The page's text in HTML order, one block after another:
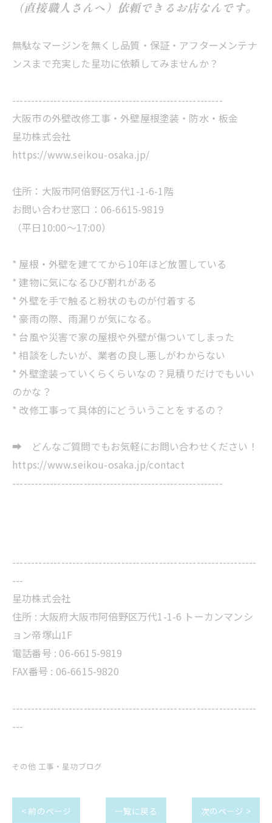
（直接職人さんへ）依頼できるお店なんです。
無駄なマージンを無くし品質・保証・アフターメンテナ
ンスまで充実した星功に依頼してみませんか？
--------------------------------------------------------
大阪市の外壁改修工事・外壁屋根塗装・防水・板金
星功株式会社
https://www.seikou-osaka.jp/
住所：大阪市阿倍野区万代1-1-6-1階
お問い合わせ窓口：06-6615-9819
（平日10:00～17:00）
* 屋根・外壁を建ててから10年ほど放置している
* 建物に気になるひび割れがある
* 外壁を手で触ると粉状のものが付着する
* 豪雨の際、雨漏りが気になる。
* 台風や災害で家の屋根や外壁が傷ついてしまった
* 相談をしたいが、業者の良し悪しがわからない
* 外壁塗装っていくらくらいなの？見積りだけでもいい
のかな？
* 改修工事って具体的にどういうことをするの？
➡ どんなご質問でもお気軽にお問い合わせください！
https://www.seikou-osaka.jp/contact
--------------------------------------------------------
-----------------------------------------------------------------
---
星功株式会社
住所 : 大阪府大阪市阿倍野区万代1-1-6 トーカンマンシ
ョン帝塚山1F
電話番号 : 06-6615-9819
FAX番号 : 06-6615-9820
-----------------------------------------------------------------
---
その他 工事・星功ブログ
< 前のページ 一覧に戻る 次のページ >